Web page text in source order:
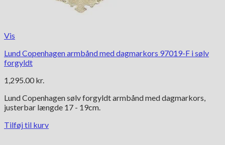
Vis
Lund Copenhagen armbånd med dagmarkors 97019-F i sølv
forgyldt
1,295.00 kr.
Lund Copenhagen sølv forgyldt armbånd med dagmarkors,
justerbar længde 17 - 19cm.
Tilføj til kurv